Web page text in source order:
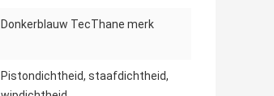
Donkerblauw TecThane merk
Pistondichtheid, staafdichtheid,